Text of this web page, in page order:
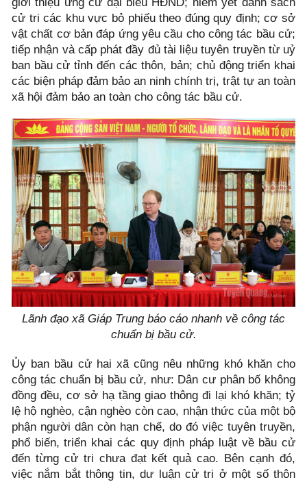
cử tri các khu vực bỏ phiếu theo đúng quy định; cơ sở
vật chất cơ bản đáp ứng yêu cầu cho công tác bầu cử;
tiếp nhận và cấp phát đầy đủ tài liệu tuyên truyền từ uỷ
ban bầu cử tỉnh đến các thôn, bản; chủ động triển khai
các biện pháp đảm bảo an ninh chính trị, trật tự an toàn
xã hội đảm bảo an toàn cho công tác bầu cử.
Lãnh đạo xã Giáp Trung báo cáo nhanh về công tác
chuẩn bị bầu cử.
Ủy ban bầu cử hai xã cũng nêu những khó khăn cho
công tác chuẩn bị bầu cử, như: Dân cư phân bố không
đồng đều, cơ sở hạ tầng giao thông đi lại khó khăn; tỷ
lệ hộ nghèo, cận nghèo còn cao, nhận thức của một bộ
phận người dân còn hạn chế, do đó việc tuyên truyền,
phổ biến, triển khai các quy định pháp luật về bầu cử
đến từng cử tri chưa đạt kết quả cao. Bên cạnh đó,
việc nắm bắt thông tin, dư luận cử tri ở một số thôn